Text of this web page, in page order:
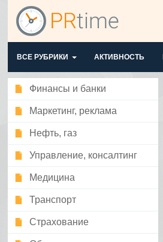
ВСЕ РУБРИКИ АКТИВНОСТЬ
Финансы и банки
Маркетинг, реклама
Нефть, газ
Управление, консалтинг
Медицина
Транспорт
Страхование